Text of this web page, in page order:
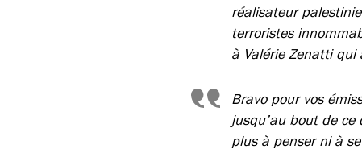
réalisateur
terroristes
à Valérie Zenatti qui
Bravo pour vos
jusqu’au bout de ce
plus à penser ni à